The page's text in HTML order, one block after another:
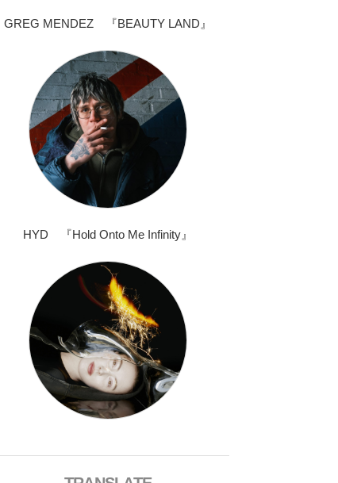
GREG MENDEZ 『BEAUTY LAND』
HYD 『Hold Onto Me Infinity』